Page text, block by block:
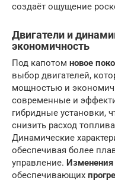
создаёт ощущение
Двигатели и
экономичность
Под капотом новое
выбор двигателей,
мощностью и
современные и
гибридные установки,
снизить расход
Динамические
обеспечивая более
управление. Изменения
обеспечивающих